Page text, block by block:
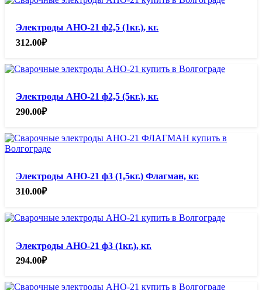
Электроды АНО-21 ф2,5 (1кг.), кг.
312.00₽
Электроды АНО-21 ф2,5 (5кг.), кг.
290.00₽
Электроды АНО-21 ф3 (1,5кг.) Флагман, кг.
310.00₽
Электроды АНО-21 ф3 (1кг.), кг.
294.00₽